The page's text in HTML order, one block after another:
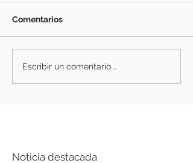
Comentarios
Escribir un comentario...
Noticia destacada